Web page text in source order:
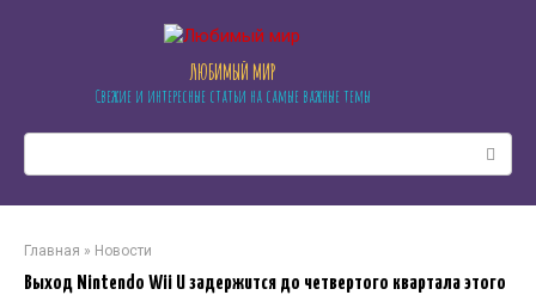
ЛЮБИМЫЙ МИР
Свежие и интересные статьи на самые важные темы
Главная » Новости
Выход Nintendo Wii U задержится до четвертого квартала этого